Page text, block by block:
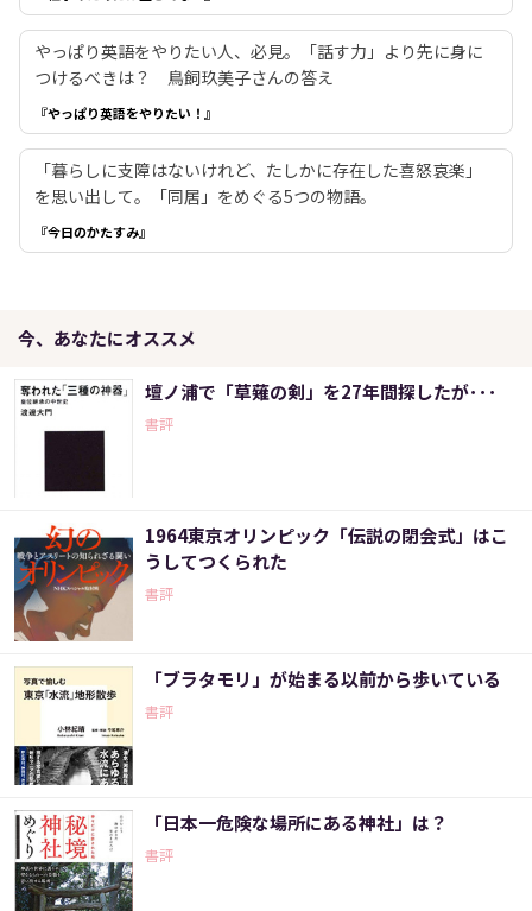
やっぱり英語をやりたい人、必見。「話す力」より先に身に
つけるべきは？ 鳥飼玖美子さんの答え
『やっぱり英語をやりたい！』
「暮らしに支障はないけれど、たしかに存在した喜怒哀楽」
を思い出して。「同居」をめぐる5つの物語。
『今日のかたすみ』
今、あなたにオススメ
壇ノ浦で「草薙の剣」を27年間探したが･･･
書評
1964東京オリンピック「伝説の閉会式」はこ
うしてつくられた
書評
「ブラタモリ」が始まる以前から歩いている
書評
「日本一危険な場所にある神社」は？
書評